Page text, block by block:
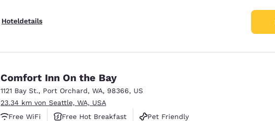
Hoteldetails
Comfort Inn On the Bay
1121 Bay St., Port Orchard, WA, 98366, US
23.34 km von Seattle, WA, USA
Free WiFi
Free Hot Breakfast
Pet Friendly